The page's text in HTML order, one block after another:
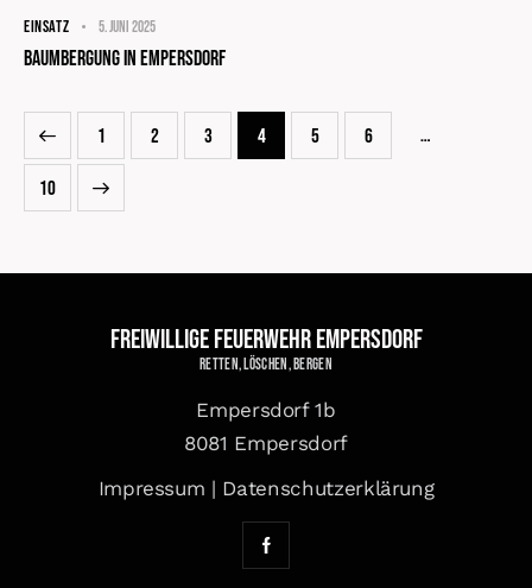
EINSATZ 5. Juni 2025
Baumbergung in Empersdorf
1 2 3 4 5 6 …
10
Freiwillige Feuerwehr Empersdorf
Retten, Löschen, Bergen
Empersdorf 1b
8081 Empersdorf
Impressum | Datenschutzerklärung